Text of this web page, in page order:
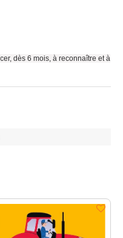
dès 6 mois, à reconnaître et à